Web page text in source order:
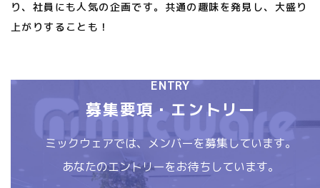
り、社員にも人気の企画です。共通の趣味を発見し、大盛り
上がりすることも！
ENTRY
募集要項・エントリー
ミックウェアでは、 メンバーを募集しています。
あなたのエントリーをお待ちしています。